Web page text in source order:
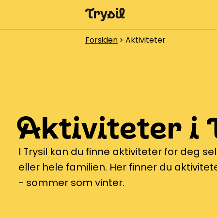
Service
Kalender
Forsiden chevron_right Aktiviteter
Aktiviteter i
I Trysil kan du finne aktiviteter for deg
eller hele familien. Her finner du
- sommer som vinter.